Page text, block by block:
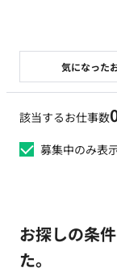
該当するお仕事数
募集中のみ表
お探しの条
た。
気になった